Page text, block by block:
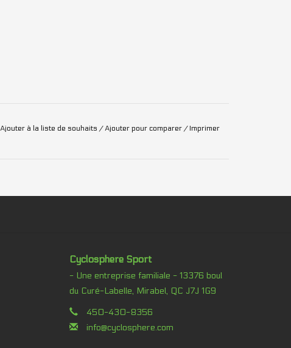
Ajouter à la liste de souhaits / Ajouter pour comparer / Imprimer
Cyclosphere Sport
- Une entreprise familiale - 13376 boul
du Curé-Labelle, Mirabel, QC J7J 1G9
450-430-8356
info@cyclosphere.com